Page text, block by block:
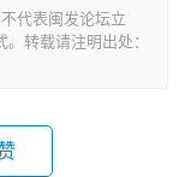
代表闽发论坛立
转载请注明出处：